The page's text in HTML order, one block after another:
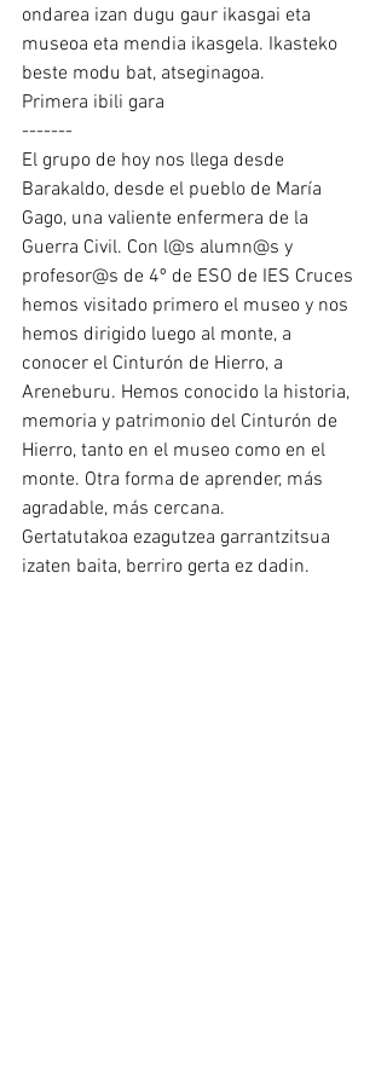
ondarea izan dugu gaur ikasgai eta
museoa eta mendia ikasgela. Ikasteko
beste modu bat, atseginagoa.
Primera ibili gara
-------
El grupo de hoy nos llega desde
Barakaldo, desde el pueblo de María
Gago, una valiente enfermera de la
Guerra Civil. Con l@s alumn@s y
profesor@s de 4º de ESO de IES Cruces
hemos visitado primero el museo y nos
hemos dirigido luego al monte, a
conocer el Cinturón de Hierro, a
Areneburu. Hemos conocido la historia,
memoria y patrimonio del Cinturón de
Hierro, tanto en el museo como en el
monte. Otra forma de aprender, más
agradable, más cercana.
Gertatutakoa ezagutzea garrantzitsua
izaten baita, berriro gerta ez dadin.